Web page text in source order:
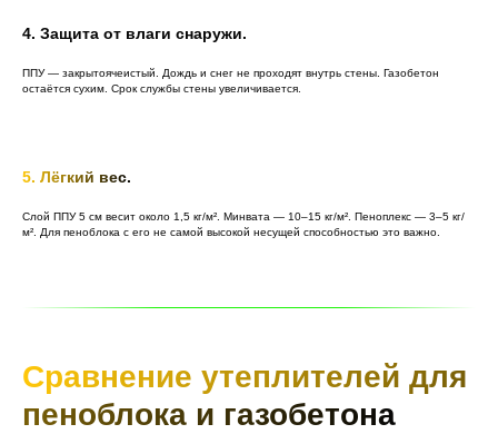
4. Защита от влаги снаружи.
ППУ — закрытоячеистый. Дождь и снег не проходят внутрь стены. Газобетон
остаётся сухим. Срок службы стены увеличивается.
5. Лёгкий вес.
Слой ППУ 5 см весит около 1,5 кг/м². Минвата — 10–15 кг/м². Пеноплекс — 3–5 кг/
м². Для пеноблока с его не самой высокой несущей способностью это важно.
Сравнение утеплителей для
пеноблока и газобетона